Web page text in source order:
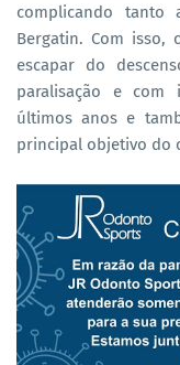
complicando tanto
Bergatin. Com isso,
escapar do
paralisação e
últimos anos e
principal objetivo do